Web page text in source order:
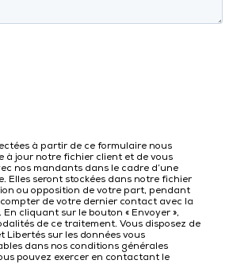
à partir de ce formulaire nous
à jour notre fichier client et de vous
nos mandants dans le cadre d’une
Elles seront stockées dans notre fichier
ou opposition de votre part, pendant
de votre dernier contact avec la
En cliquant sur le bouton « Envoyer »,
de ce traitement. Vous disposez de
Libertés sur les données vous
dans nos conditions générales
pouvez exercer en contactant le